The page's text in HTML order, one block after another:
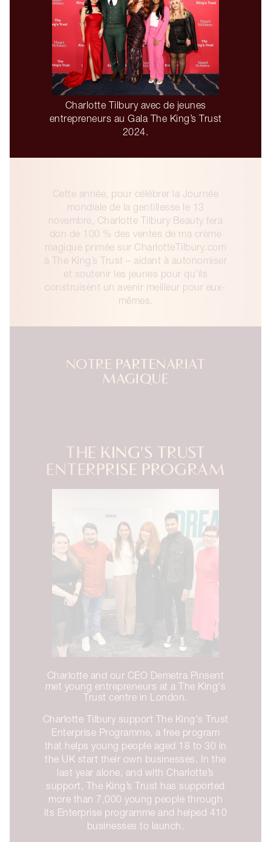
Charlotte Tilbury avec de jeunes
entrepreneurs au Gala The King’s Trust
2024.
Cette année, pour célébrer la Journée
mondiale de la gentillesse le 13
novembre, Charlotte Tilbury Beauty fera
don de 100 % des ventes de ma crème
magique primée sur CharlotteTilbury.com
à The King’s Trust – aidant à autonomiser
et soutenir les jeunes pour qu’ils
construisent un avenir meilleur pour eux-
mêmes.
NOTRE PARTENARIAT
MAGIQUE
THE KING'S TRUST
ENTERPRISE PROGRAM
Charlotte and our CEO Demetra Pinsent
met young entrepreneurs at a The King's
Trust centre in London.
Charlotte Tilbury support The King's Trust
Enterprise Programme, a free program
that helps young people aged 18 to 30 in
the UK start their own businesses. In the
last year alone, and with Charlotte’s
support, The King’s Trust has supported
more than 7,000 young people through
its Enterprise programme and helped 410
businesses to launch.